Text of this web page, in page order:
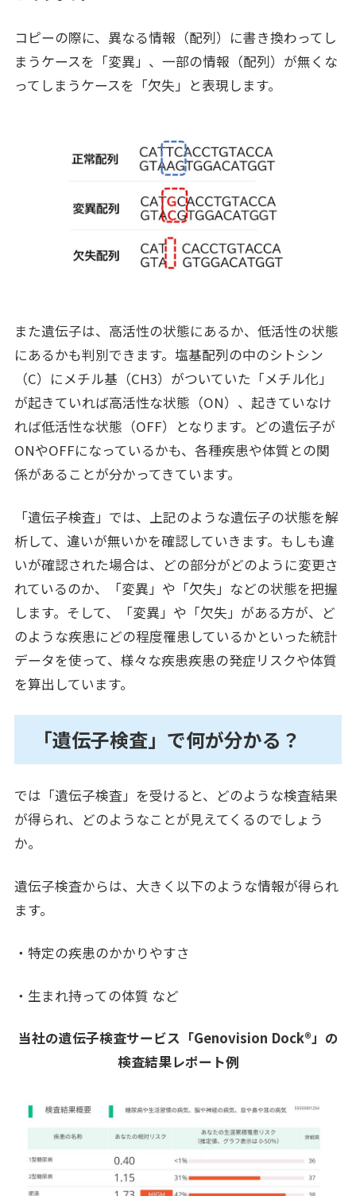
コピーの際に、異なる情報（配列）に書き換わってし
まうケースを「変異」、一部の情報（配列）が無くな
ってしまうケースを「欠失」と表現します。
また遺伝子は、高活性の状態にあるか、低活性の状態
にあるかも判別できます。塩基配列の中のシトシン
（C）にメチル基（CH3）がついていた「メチル化」
が起きていれば高活性な状態（ON）、起きていなけ
れば低活性な状態（OFF）となります。どの遺伝子が
ONやOFFになっているかも、各種疾患や体質との関
係があることが分かってきています。
「遺伝子検査」では、上記のような遺伝子の状態を解
析して、違いが無いかを確認していきます。もしも違
いが確認された場合は、どの部分がどのように変更さ
れているのか、「変異」や「欠失」などの状態を把握
します。そして、「変異」や「欠失」がある方が、ど
のような疾患にどの程度罹患しているかといった統計
データを使って、様々な疾患疾患の発症リスクや体質
を算出しています。
「遺伝子検査」で何が分かる？
では「遺伝子検査」を受けると、どのような検査結果
が得られ、どのようなことが見えてくるのでしょう
か。
遺伝子検査からは、大きく以下のような情報が得られ
ます。
・特定の疾患のかかりやすさ
・生まれ持っての体質 など
当社の遺伝子検査サービス「Genovision Dock®」の
検査結果レポート例